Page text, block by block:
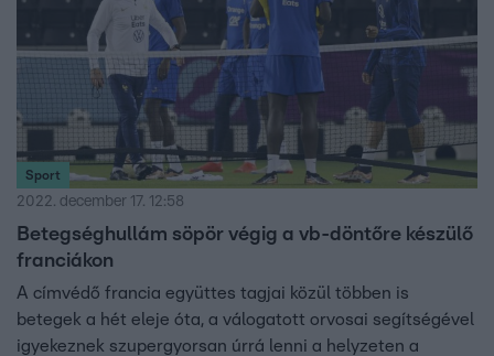
Sport
2022. december 17. 12:58
Betegséghullám söpör végig a vb-döntőre készülő
franciákon
A címvédő francia együttes tagjai közül többen is
betegek a hét eleje óta, a válogatott orvosai segítségével
igyekeznek szupergyorsan úrrá lenni a helyzeten a